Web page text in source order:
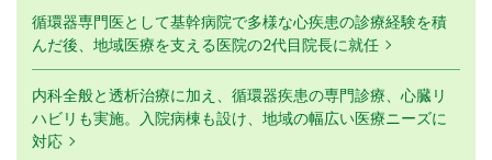
循環器専門医として基幹病院で多様な心疾患の診療経験を積
んだ後、地域医療を支える医院の2代目院長に就任
内科全般と透析治療に加え、循環器疾患の専門診療、心臓リ
ハビリも実施。入院病棟も設け、地域の幅広い医療ニーズに
対応